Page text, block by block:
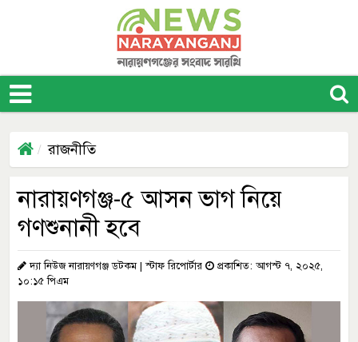
রাজনীতি
নারায়ণগঞ্জ-৫ আসন ভাগ নিয়ে
গণশুনানী হবে
দ্যা নিউজ নারায়ণগঞ্জ ডটকম | স্টাফ রিপোর্টার
প্রকাশিত: আগস্ট ৭, ২০২৫,
১০:১৫ পিএম